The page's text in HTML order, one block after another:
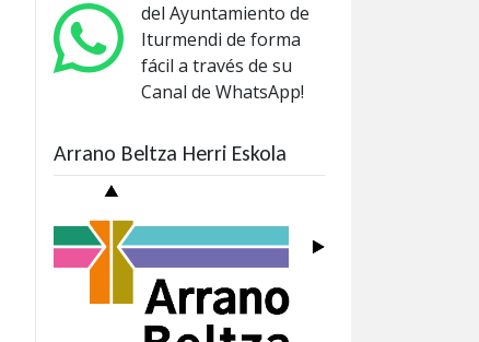
del Ayuntamiento de
Iturmendi de forma
fácil a través de su
Canal de WhatsApp!
Arrano Beltza Herri Eskola